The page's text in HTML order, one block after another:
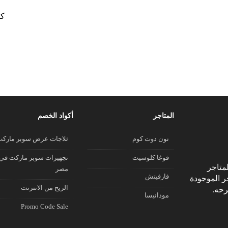
الموجودة
المتاجر
نون دوت كوم
فوغا كلوسيت
فارفيتش
مودانيسا
أكواد الخصم
ثلاجات عرض سوبر
تجهيزات سوبر ماركت في
مصر
الريح من الانترنت
Promo Code Sale